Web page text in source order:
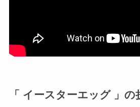
「 イースターエッグ 」の